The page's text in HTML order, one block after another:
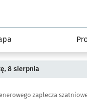
8 sierpnia